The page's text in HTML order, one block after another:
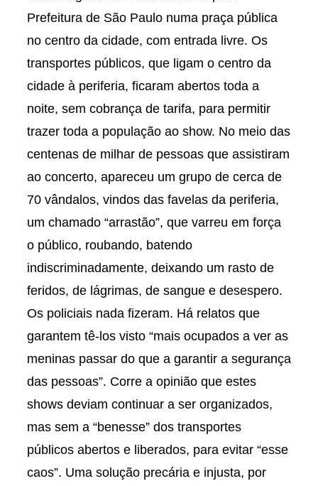
Prefeitura de São Paulo numa praça pública
no centro da cidade, com entrada livre. Os
transportes públicos, que ligam o centro da
cidade à periferia, ficaram abertos toda a
noite, sem cobrança de tarifa, para permitir
trazer toda a população ao show. No meio das
centenas de milhar de pessoas que assistiram
ao concerto, apareceu um grupo de cerca de
70 vândalos, vindos das favelas da periferia,
um chamado “arrastão”, que varreu em força
o público, roubando, batendo
indiscriminadamente, deixando um rasto de
feridos, de lágrimas, de sangue e desespero.
Os policiais nada fizeram. Há relatos que
garantem tê-los visto “mais ocupados a ver as
meninas passar do que a garantir a segurança
das pessoas”. Corre a opinião que estes
shows deviam continuar a ser organizados,
mas sem a “benesse” dos transportes
públicos abertos e liberados, para evitar “esse
caos”. Uma solução precária e injusta, por